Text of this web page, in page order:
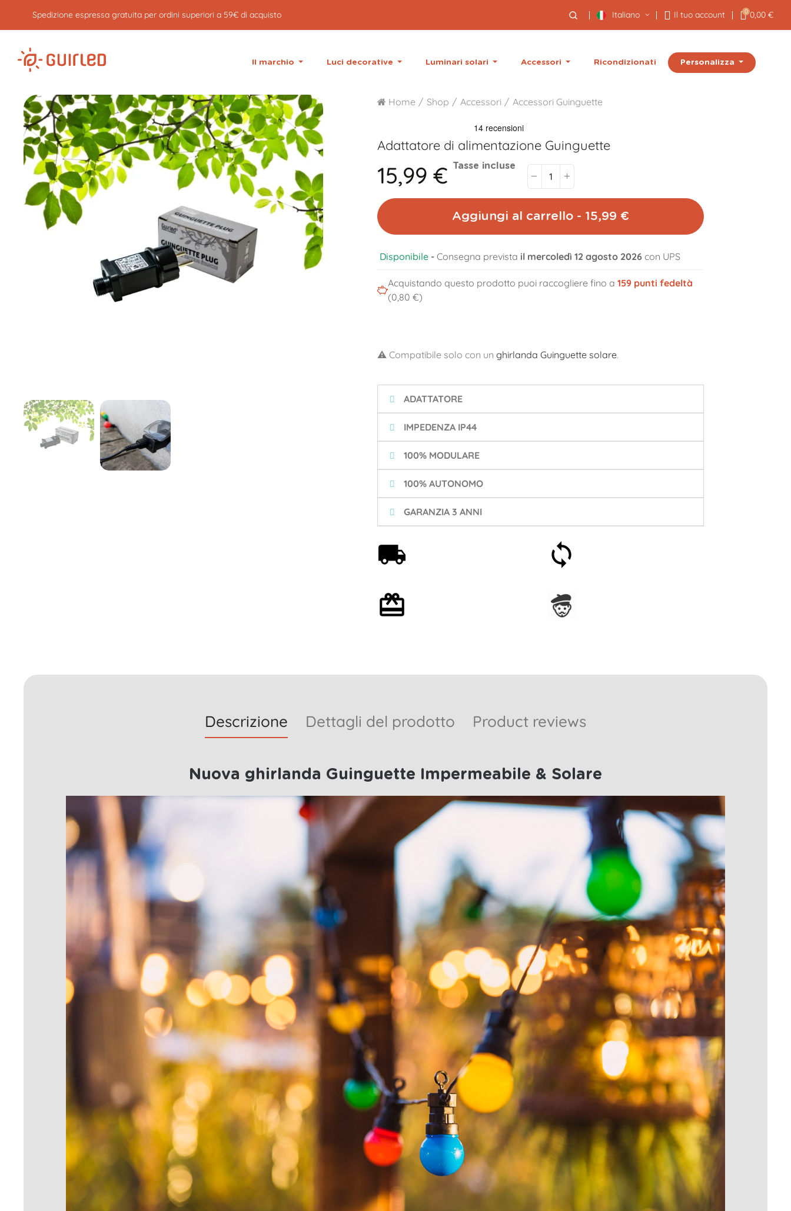
Tutti i prodotti sono garantiti 3 anni Italiano Il tuo account 0 0,00 €
Il marchio Luci decorative Luminari solari Accessori Ricondizionati Personalizza
Home Shop Accessori Accessori Guinguette
Adattatore di alimentazione Guinguette
15,99 € Tasse incluse
Aggiungi al carrello - 15,99 €
Disponibile- Consegna prevista il mercoledì 12 agosto 2026 con UPS
Acquistando questo prodotto puoi raccogliere fino a159 punti fedeltà
(0,80 €)
⚠️ Compatibile solo con un ghirlanda Guinguette solare.
ADATTATORE
IMPEDENZA IP44
100% MODULARE
100% AUTONOMO
GARANZIA 3 ANNI
Descrizione Dettagli del prodotto Product reviews
Nuova ghirlanda Guinguette Impermeabile & Solare